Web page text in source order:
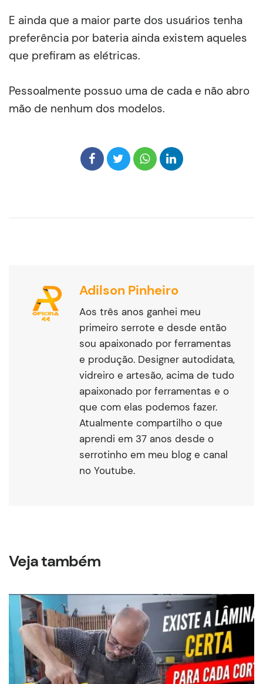
E ainda que a maior parte dos usuários tenha
preferência por bateria ainda existem aqueles
que prefiram as elétricas.
Pessoalmente possuo uma de cada e não abro
mão de nenhum dos modelos.
Adilson Pinheiro
Aos três anos ganhei meu
primeiro serrote e desde então
sou apaixonado por ferramentas
e produção. Designer autodidata,
vidreiro e artesão, acima de tudo
apaixonado por ferramentas e o
que com elas podemos fazer.
Atualmente compartilho o que
aprendi em 37 anos desde o
serrotinho em meu blog e canal
no Youtube.
Veja também